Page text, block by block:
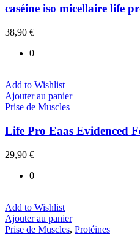
caséine iso micellaire life
38,90 €
0
Add to Wishlist
Ajouter au panier
Prise de Muscles
Life Pro Eaas Evidenced
29,90 €
0
Add to Wishlist
Ajouter au panier
Prise de Muscles, Protéines